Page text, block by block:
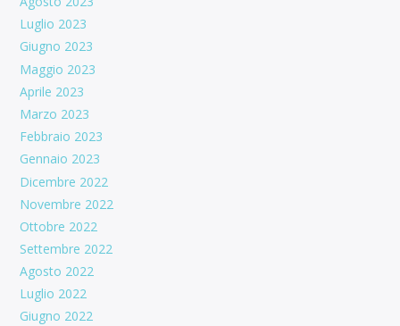
Luglio 2023
Giugno 2023
Maggio 2023
Aprile 2023
Marzo 2023
Febbraio 2023
Gennaio 2023
Dicembre 2022
Novembre 2022
Ottobre 2022
Settembre 2022
Agosto 2022
Luglio 2022
Giugno 2022